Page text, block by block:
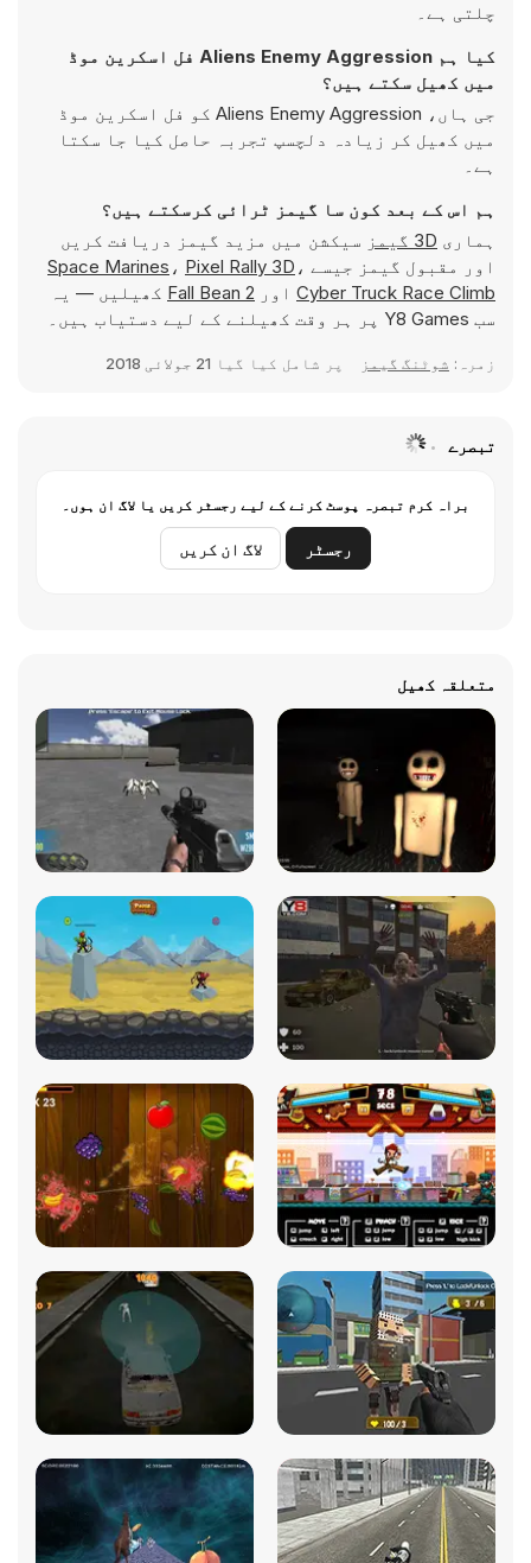
چلتی ہے۔
کیا ہم Aliens Enemy Aggression فل اسکرین موڈ
میں کھیل سکتے ہیں؟
جی ہاں، Aliens Enemy Aggression کو فل اسکرین موڈ
میں کھیل کر زیادہ دلچسپ تجربہ حاصل کیا جا سکتا
ہے۔
ہم اس کے بعد کون سا گیمز ٹرائی کرسکتے ہیں؟
ہماری 3D گیمز
سیکشن میں مزید گیمز دریافت کریں
اور مقبول گیمز جیسے
Space Marines ، Pixel Rally 3D ،
Cyber Truck Race Climb اور Fall Bean 2 کھیلیں — یہ
سب Y8 Games پر ہر وقت کھیلنے کے لیے دستیاب ہیں۔
زمرہ: شوٹنگ گیمز پر شامل کیا گیا 21 جولائی 2018
تبصرے
براہ کرم تبصرہ پوسٹ کرنے کے لیے رجسٹر کریں یا لاگ ان ہوں۔
رجسٹر لاگ ان کریں
متعلقہ کھیل